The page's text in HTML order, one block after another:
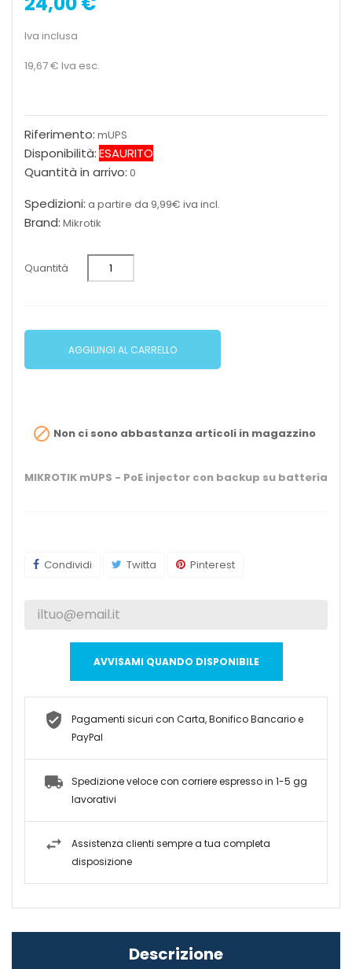
Iva inclusa
19,67 € Iva esc.
Riferimento: mUPS
Disponibilità:ESAURITO
Quantità in arrivo: 0
Spedizioni: a partire da 9,99€ iva incl.
Brand: Mikrotik
Quantità
AGGIUNGI AL CARRELLO
 Non ci sono abbastanza articoli in magazzino
MIKROTIK mUPS - PoE injector con backup su batteria
Condividi Twitta Pinterest
AVVISAMI QUANDO DISPONIBILE
Pagamenti sicuri con Carta, Bonifico Bancario e
PayPal
Spedizione veloce con corriere espresso in 1-5 gg
lavorativi
Assistenza clienti sempre a tua completa
disposizione
Descrizione